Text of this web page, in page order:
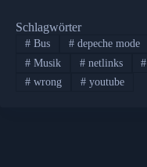
Schlagwörter
#Bus #depeche mode
#Musik #netlinks #
#wrong #youtube